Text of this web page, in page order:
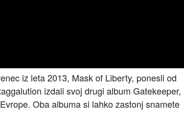
iz leta 2013, Mask of Liberty, ponesli od
izdali svoj drugi album Gatekeeper,
Oba albuma si lahko zastonj snamete